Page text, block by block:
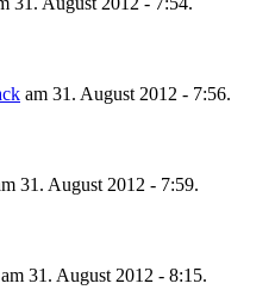
am 31. August 2012 - 7:56.
31. August 2012 - 7:59.
31. August 2012 - 8:15.